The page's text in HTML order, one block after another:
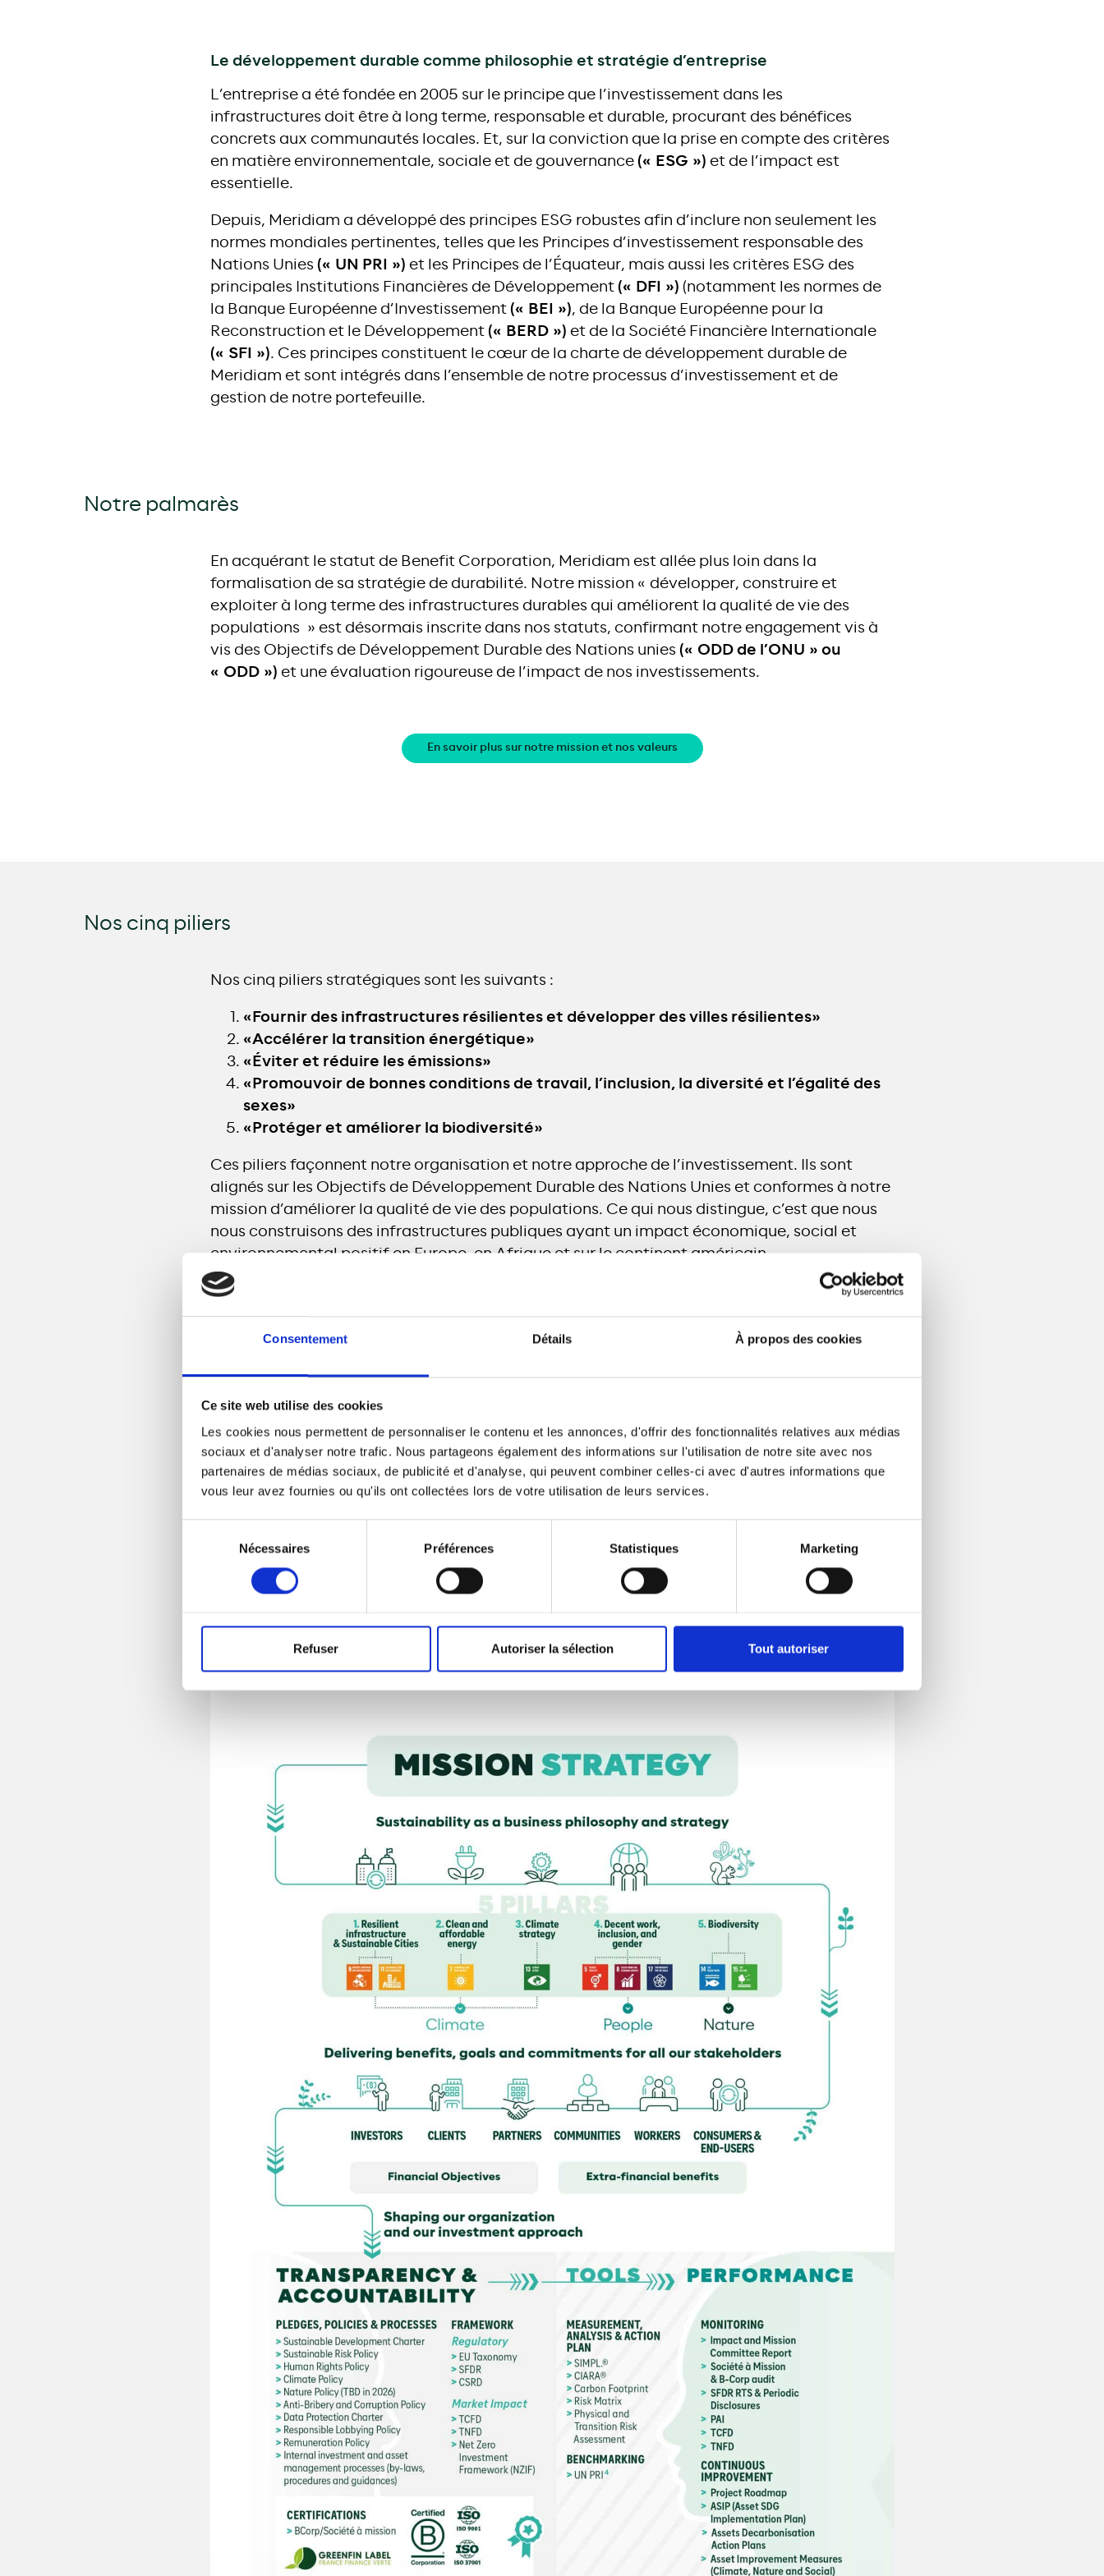
Consentement Détails À propos des cookies
Ce site web utilise des cookies
Les cookies nous permettent de personnaliser le contenu et les annonces, d'offrir des fonctionnalités relatives aux médias
sociaux et d'analyser notre trafic. Nous partageons également des informations sur l'utilisation de notre site avec nos
partenaires de médias sociaux, de publicité et d'analyse, qui peuvent combiner celles-ci avec d'autres informations que
vous leur avez fournies ou qu'ils ont collectées lors de votre utilisation de leurs services.
consentement
Nécessaires Préférences Statistiques Marketing
Refuser Autoriser la sélection Tout autoriser
Le développement durable comme philosophie et stratégie d’entreprise
L’entreprise a été fondée en 2005 sur le principe que l’investissement dans les
infrastructures doit être à long terme, responsable et durable, procurant des bénéfices
concrets aux communautés locales. Et, sur la conviction que la prise en compte des critères
en matière environnementale, sociale et de gouvernance (« ESG ») et de l’impact est
essentielle.
Depuis, Meridiam a développé des principes ESG robustes afin d’inclure non seulement les
normes mondiales pertinentes, telles que les Principes d’investissement responsable des
Nations Unies (« UN PRI ») et les Principes de l’Équateur, mais aussi les critères ESG des
principales Institutions Financières de Développement (« DFI ») (notamment les normes de
la Banque Européenne d’Investissement (« BEI »), de la Banque Européenne pour la
Reconstruction et le Développement (« BERD ») et de la Société Financière Internationale
(« SFI »). Ces principes constituent le cœur de la charte de développement durable de
Meridiam et sont intégrés dans l’ensemble de notre processus d’investissement et de
gestion de notre portefeuille.
Notre palmarès
En acquérant le statut de Benefit Corporation, Meridiam est allée plus loin dans la
formalisation de sa stratégie de durabilité. Notre mission « développer, construire et
exploiter à long terme des infrastructures durables qui améliorent la qualité de vie des
populations » est désormais inscrite dans nos statuts, confirmant notre engagement vis à
vis des Objectifs de Développement Durable des Nations unies (« ODD de l’ONU » ou
« ODD ») et une évaluation rigoureuse de l’impact de nos investissements.
En savoir plus sur notre mission et nos valeurs
Nos cinq piliers
Nos cinq piliers stratégiques sont les suivants :
«Fournir des infrastructures résilientes et développer des villes résilientes»
«Accélérer la transition énergétique»
«Éviter et réduire les émissions»
«Promouvoir de bonnes conditions de travail, l’inclusion, la diversité et l’égalité des
sexes»
«Protéger et améliorer la biodiversité»
Ces piliers façonnent notre organisation et notre approche de l’investissement. Ils sont
alignés sur les Objectifs de Développement Durable des Nations Unies et conformes à notre
mission d’améliorer la qualité de vie des populations. Ce qui nous distingue, c’est que nous
nous construisons des infrastructures publiques ayant un impact économique, social et
environnemental positif en Europe, en Afrique et sur le continent américain.
Chaque pays et chaque région a ses propres priorités sociales et environnementales. Et
chaque infrastructure répond à un objectif différent, qu’il s’agisse de l’accès aux soins de
qualité, de l’efficacité des transports en commun ou de l’accès à une énergie fiable et
globale.
permet de cibler nos initiatives et de mesurer l’impact de notre entreprise à l’échelle
mondiale. Ils nous permettent de rester centré sur notre stratégie en matière de
développement durable et nous aident à identifier les moyens de progresser.
LeComité de Mission de Meridiam se réunit au moins trois fois par an pour examiner et
, des défis à relever et des nouvelles initiatives